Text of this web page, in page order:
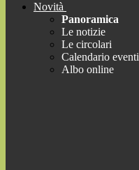
Novità
Panoramica
Le notizie
Le circolari
Calendario eventi
Albo online